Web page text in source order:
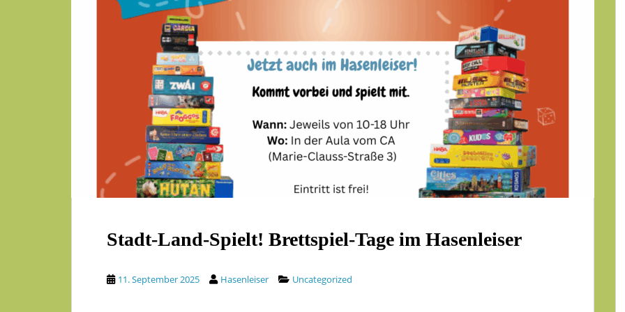
Stadt-Land-Spielt! Brettspiel-Tage im Hasenleiser
11. September 2025 Hasenleiser Uncategorized